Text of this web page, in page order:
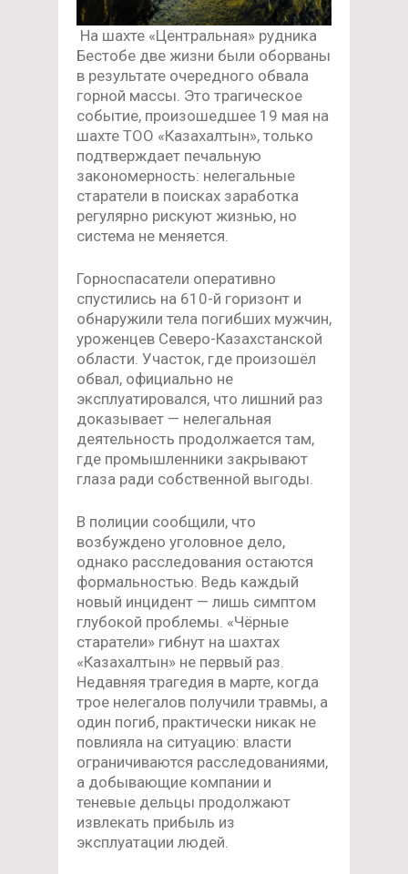
На шахте «Центральная» рудника
Бестобе две жизни были оборваны
в результате очередного обвала
горной массы. Это трагическое
событие, произошедшее 19 мая на
шахте ТОО «Казахалтын», только
подтверждает печальную
закономерность: нелегальные
старатели в поисках заработка
регулярно рискуют жизнью, но
система не меняется.
Горноспасатели оперативно
спустились на 610-й горизонт и
обнаружили тела погибших мужчин,
уроженцев Северо-Казахстанской
области. Участок, где произошёл
обвал, официально не
эксплуатировался, что лишний раз
доказывает — нелегальная
деятельность продолжается там,
где промышленники закрывают
глаза ради собственной выгоды.
В полиции сообщили, что
возбуждено уголовное дело,
однако расследования остаются
формальностью. Ведь каждый
новый инцидент — лишь симптом
глубокой проблемы. «Чёрные
старатели» гибнут на шахтах
«Казахалтын» не первый раз.
Недавняя трагедия в марте, когда
трое нелегалов получили травмы, а
один погиб, практически никак не
повлияла на ситуацию: власти
ограничиваются расследованиями,
а добывающие компании и
теневые дельцы продолжают
извлекать прибыль из
эксплуатации людей.